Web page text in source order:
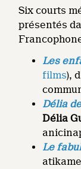
Six courts
présentés
Les
films),
Délia
Délia
Le